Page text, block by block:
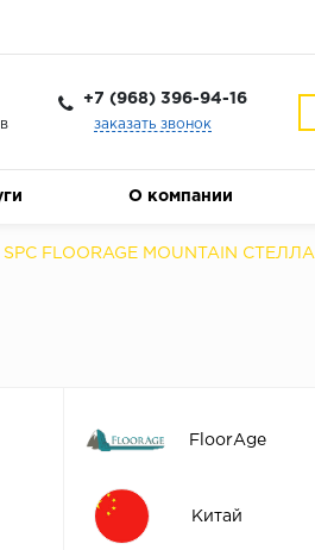
+7 (968) 396-94-16
заказать звонок
О компании
SPC FLOORAGE MOUNTAIN СТЕЛЛА
FloorAge
Китай